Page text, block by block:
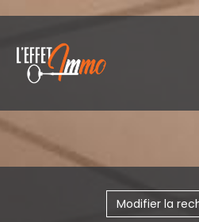
Modifier la